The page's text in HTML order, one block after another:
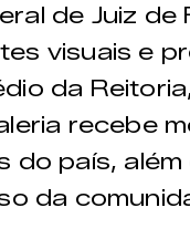
de Juiz
visuais e
da
recebe
do país,
da